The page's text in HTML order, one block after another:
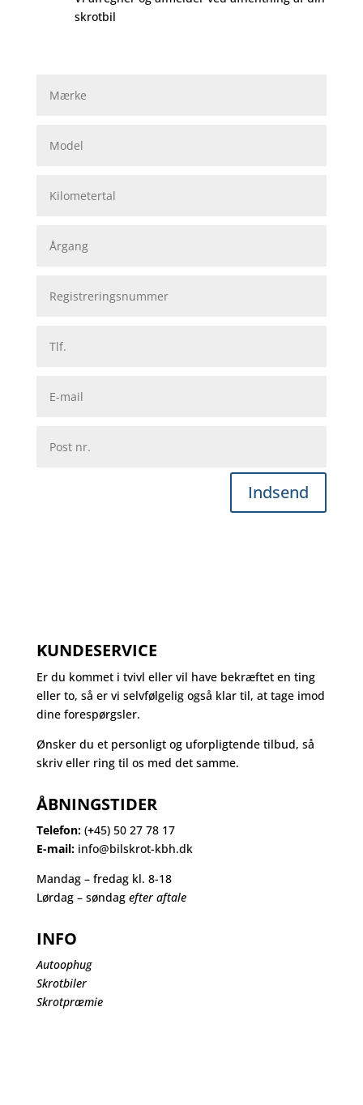
skrotbil
Indsend
KUNDESERVICE
Er du kommet i tvivl eller vil have bekræftet en ting
eller to, så er vi selvfølgelig også klar til, at tage imod
dine forespørgsler.
Ønsker du et personligt og uforpligtende tilbud, så
skriv eller ring til os med det samme.
ÅBNINGSTIDER
Telefon: (+45) 50 27 78 17
E-mail: info@bilskrot-kbh.dk
Mandag – fredag kl. 8-18
Lørdag – søndag efter aftale
INFO
Autoophug
Skrotbiler
Skrotpræmie